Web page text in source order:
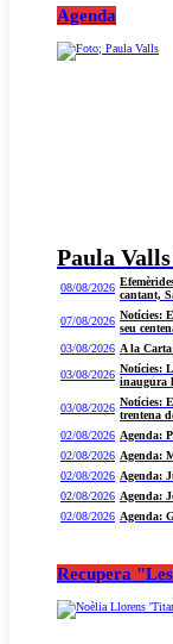
Agenda
Paula
08/08/2026
cantant,
07/08/2026 Notícies:
seu
03/08/2026 A la
03/08/2026 Notícies:
inaugura
03/08/2026 Notícies:
trentena
02/08/2026 Agenda:
02/08/2026 Agenda:
02/08/2026 Agenda:
02/08/2026 Agenda:
02/08/2026 Agenda:
Recupera